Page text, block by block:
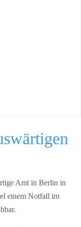
Amt in Berlin in
einem Notfall im